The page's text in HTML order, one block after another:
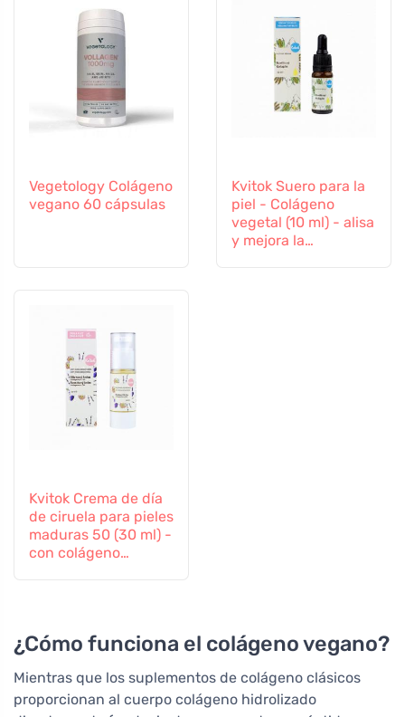
Vegetology Colágeno
vegano 60 cápsulas
Kvitok Suero para la
piel - Colágeno
vegetal (10 ml) - alisa
y mejora la
Kvitok Crema de día
de ciruela para pieles
maduras 50 (30 ml) -
con colágeno
¿Cómo funciona el colágeno vegano?
Mientras que los suplementos de colágeno clásicos
proporcionan al cuerpo colágeno hidrolizado